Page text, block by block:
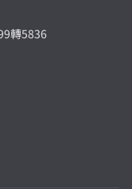
轉5836